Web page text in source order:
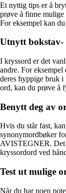
Et nyttig tips er å
prøve å finne mulige
For eksempel kan
Utnytt bokstav-
I kryssord er det
andre. For
deres hyppige bruk i
ord, kan du prøve å
Benytt deg av
Hvis du står fast,
synonymordbøker
AVISTEGNER. Det
kryssordord ved
Test ut mulige
Når du har noen